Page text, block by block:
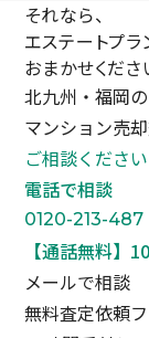
それなら、
エステートプラ
おまかせくださ
北九州・福岡の
マンション売
ご相談ください
電話で相談
0120-213-487
【通話無料】
メールで相談
無料査定依頼